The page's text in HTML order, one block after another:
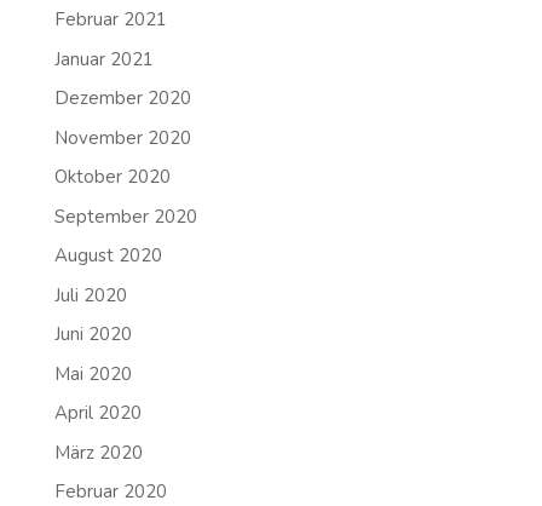
Februar 2021
Januar 2021
Dezember 2020
November 2020
Oktober 2020
September 2020
August 2020
Juli 2020
Juni 2020
Mai 2020
April 2020
März 2020
Februar 2020